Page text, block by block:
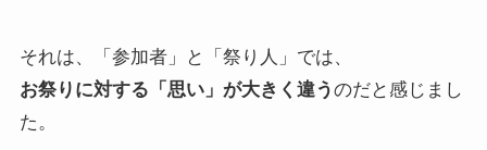
それは、「参加者」と「祭り人」では、
お祭りに対する「思い」が大きく違うのだと感じまし
た。